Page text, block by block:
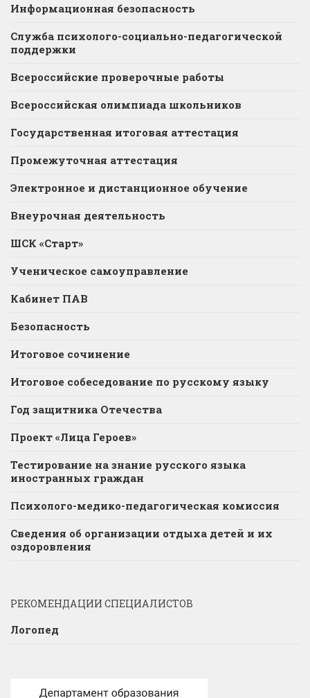
Информационная безопасность
Служба психолого-социально-педагогической
поддержки
Всероссийские проверочные работы
Всероссийская олимпиада школьников
Государственная итоговая аттестация
Промежуточная аттестация
Электронное и дистанционное обучение
Внеурочная деятельность
ШСК «Старт»
Ученическое самоуправление
Кабинет ПАВ
Безопасность
Итоговое сочинение
Итоговое собеседование по русскому языку
Год защитника Отечества
Проект «Лица Героев»
Тестирование на знание русского языка
иностранных граждан
Психолого-медико-педагогическая комиссия
Сведения об организации отдыха детей и их
оздоровления
РЕКОМЕНДАЦИИ СПЕЦИАЛИСТОВ
Логопед